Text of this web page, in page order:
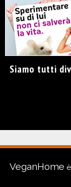
Siamo tutti
VeganHome